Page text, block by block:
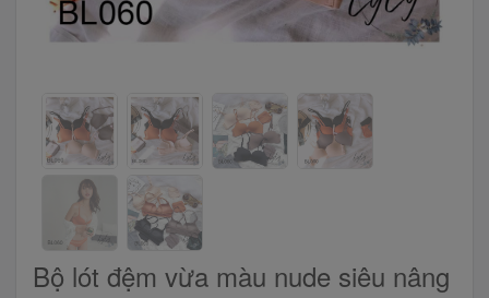
Bộ lót đệm vừa màu nude siêu nâng